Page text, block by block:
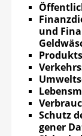
und
Schutz
ge­ner